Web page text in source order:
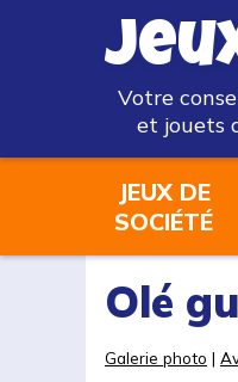
Votre
et jouets
JEUX DE
SOCIÉTÉ
Olé
Galerie photo |